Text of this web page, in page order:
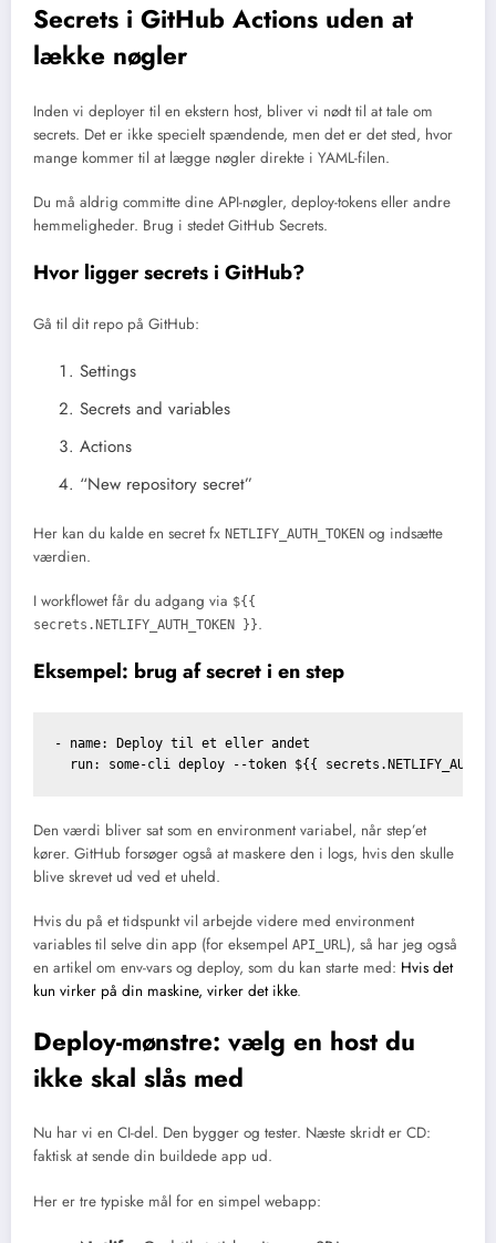
Secrets i GitHub Actions uden at
lække nøgler
Inden vi deployer til en ekstern host, bliver vi nødt til at tale om
secrets. Det er ikke specielt spændende, men det er det sted, hvor
mange kommer til at lægge nøgler direkte i YAML-filen.
Du må aldrig committe dine API-nøgler, deploy-tokens eller andre
hemmeligheder. Brug i stedet GitHub Secrets.
Hvor ligger secrets i GitHub?
Gå til dit repo på GitHub:
Settings
Secrets and variables
Actions
“New repository secret”
Her kan du kalde en secret fx NETLIFY_AUTH_TOKEN og indsætte
værdien.
I workflowet får du adgang via ${{
secrets.NETLIFY_AUTH_TOKEN }}.
Eksempel: brug af secret i en step
- name: Deploy til et eller andet
Den værdi bliver sat som en environment variabel, når step’et
kører. GitHub forsøger også at maskere den i logs, hvis den skulle
blive skrevet ud ved et uheld.
Hvis du på et tidspunkt vil arbejde videre med environment
variables til selve din app (for eksempel API_URL ), så har jeg også
en artikel om env-vars og deploy, som du kan starte med: Hvis det
kun virker på din maskine, virker det ikke.
Deploy-mønstre: vælg en host du
ikke skal slås med
Nu har vi en CI-del. Den bygger og tester. Næste skridt er CD:
faktisk at sende din buildede app ud.
Her er tre typiske mål for en simpel webapp: